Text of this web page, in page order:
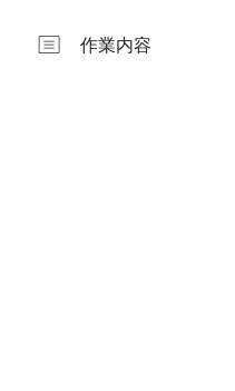
作業内容